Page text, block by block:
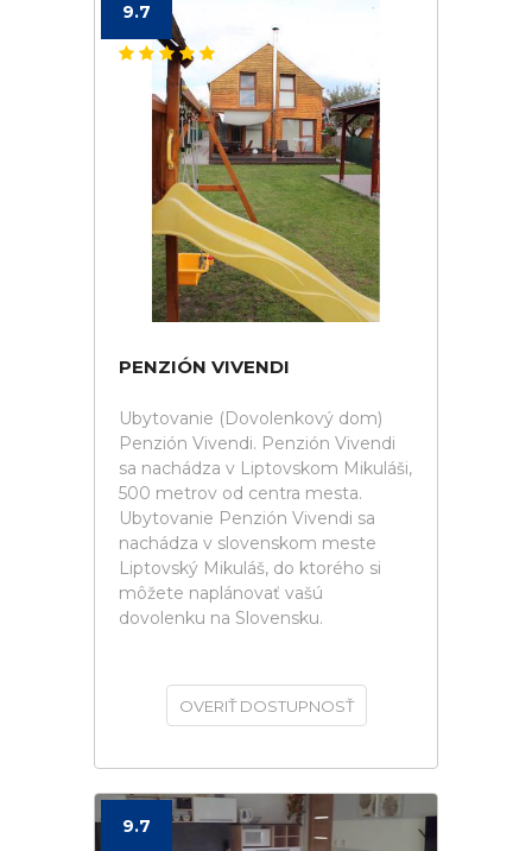
9.7
PENZIÓN VIVENDI
Ubytovanie (Dovolenkový dom)
Penzión Vivendi. Penzión Vivendi
sa nachádza v Liptovskom Mikuláši,
500 metrov od centra mesta.
Ubytovanie Penzión Vivendi sa
nachádza v slovenskom meste
Liptovský Mikuláš, do ktorého si
môžete naplánovať vašú
dovolenku na Slovensku.
OVERIŤ DOSTUPNOSŤ
9.7